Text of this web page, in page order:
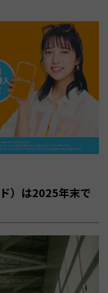
）は2025年末で